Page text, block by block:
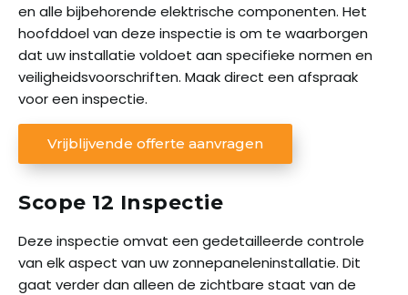
en alle bijbehorende elektrische componenten. Het
hoofddoel van deze inspectie is om te waarborgen
dat uw installatie voldoet aan specifieke normen en
veiligheidsvoorschriften. Maak direct een afspraak
voor een inspectie.
Vrijblijvende offerte aanvragen
Scope 12 Inspectie
Deze inspectie omvat een gedetailleerde controle
van elk aspect van uw zonnepaneleninstallatie. Dit
gaat verder dan alleen de zichtbare staat van de